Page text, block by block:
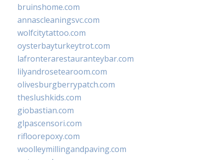
bruinshome.com
annascleaningsvc.com
wolfcitytattoo.com
oysterbayturkeytrot.com
lafronterarestauranteybar.com
lilyandrosetearoom.com
olivesburgberrypatch.com
theslushkids.com
giobastian.com
glpascensori.com
rifloorepoxy.com
woolleymillingandpaving.com